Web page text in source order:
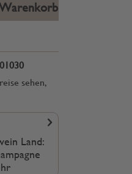
sehen,
Land: